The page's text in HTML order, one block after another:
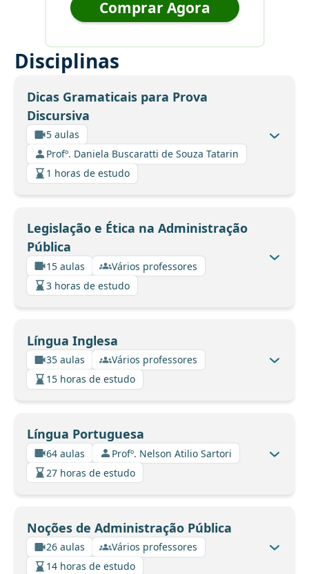
Comprar Agora
Disciplinas
Dicas Gramaticais para Prova
Discursiva
5 aulas
Profº. Daniela Buscaratti de Souza Tatarin
1 horas de estudo
Legislação e Ética na Administração
Pública
15 aulas
Vários professores
3 horas de estudo
Língua Inglesa
35 aulas
Vários professores
15 horas de estudo
Língua Portuguesa
64 aulas
Profº. Nelson Atilio Sartori
27 horas de estudo
Noções de Administração Pública
26 aulas
Vários professores
14 horas de estudo